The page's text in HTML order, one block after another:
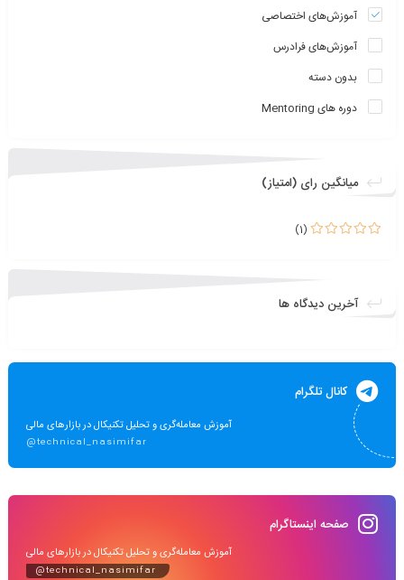
آموزش‌های اختصاصی
آموزش‌های فرادرس
بدون دسته
دوره های Mentoring
میانگین رای (امتیاز)
(1)
آخرین دیدگاه ها
کانال تلگرام
آموزش معامله‌گری و تحلیل تکنیکال در بازارهای مالی
@technical_nasimifar
صفحه اینستاگرام
آموزش معامله‌گری و تحلیل تکنیکال در بازارهای مالی
@technical_nasimifar